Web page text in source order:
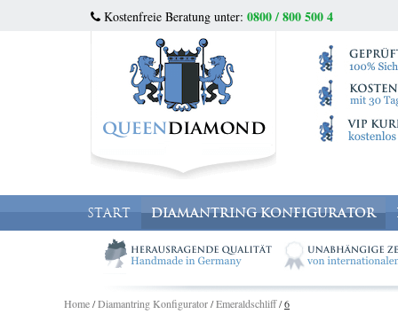
Kostenfreie Beratung unter: 0800 / 800 500 4
START DIAMANTRING KONFIGURATOR
Home/Diamantring Konfigurator/Emeraldschliff/6